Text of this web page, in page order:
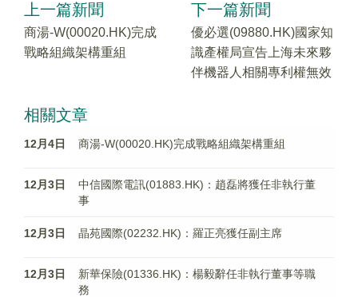
上一篇新聞
商湯-W(00020.HK)完成
戰略組織架構重組
下一篇新聞
優必選(09880.HK)國家知
識產權局宣告上海未來夥
伴機器人相關專利權無效
相關文章
12月4日 商湯-W(00020.HK)完成戰略組織架構重組
12月3日
中信國際電訊(01883.HK)：趙磊將獲任非執行董
事
12月3日 晶苑國際(02232.HK)：羅正亮獲任副主席
12月3日
新華保險(01336.HK)：楊毅辭任非執行董事等職
務